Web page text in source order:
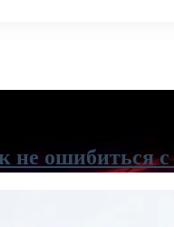
не ошибиться